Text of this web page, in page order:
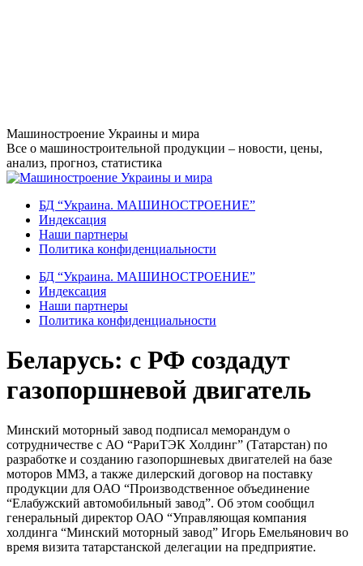
Перейти
к
содержанию
Машиностроение Украины и мира
Все о машиностроительной продукции – новости, цены,
анализ, прогноз, статистика
БД “Украина. МАШИНОСТРОЕНИЕ”
Индекcация
Наши партнеры
Политика конфиденциальности
БД “Украина. МАШИНОСТРОЕНИЕ”
Индекcация
Наши партнеры
Политика конфиденциальности
Беларусь: с РФ создадут
газопоршневой двигатель
Минский моторный завод подписал меморандум о
сотрудничестве с АО “РариТЭК Холдинг” (Татарстан) по
разработке и созданию газопоршневых двигателей на базе
моторов ММЗ, а также дилерский договор на поставку
продукции для ОАО “Производственное объединение
“Елабужский автомобильный завод”. Об этом сообщил
генеральный директор ОАО “Управляющая компания
холдинга “Минский моторный завод” Игорь Емельянович во
время визита татарстанской делегации на предприятие.